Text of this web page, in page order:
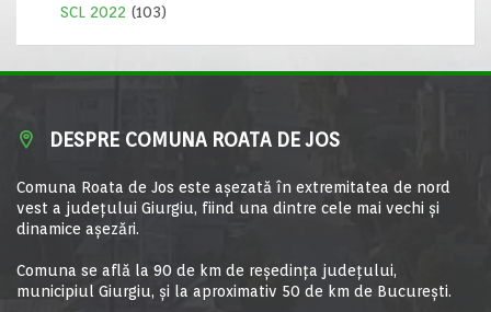
SCL 2022 (103)
DESPRE COMUNA ROATA DE JOS
Comuna Roata de Jos este aşezată în extremitatea de nord
vest a judeţului Giurgiu, fiind una dintre cele mai vechi şi
dinamice aşezări.
Comuna se află la 90 de km de reşedinţa judeţului,
municipiul Giurgiu, şi la aproximativ 50 de km de Bucureşti.